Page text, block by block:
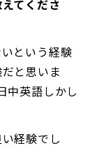
てくださ
という経験
と思いま
中英語しかし
経験でし